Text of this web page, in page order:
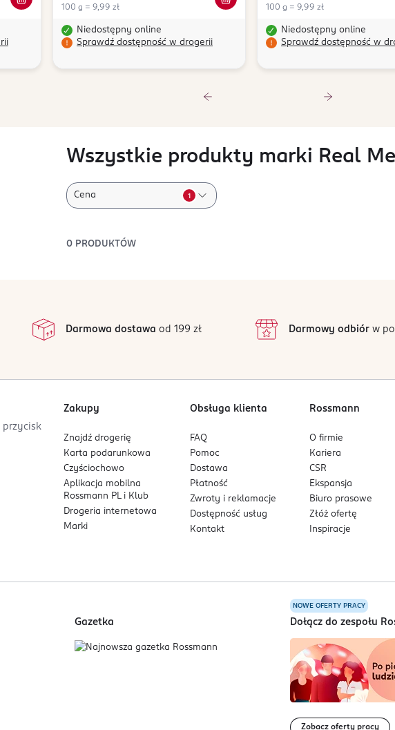
100 g = 9,99 zł
Niedostępny online
Sprawdź dostępność w drogerii
100 g = 9,99 zł
Niedostępny online
Sprawdź dostępność w
Wszystkie produkty marki Real
Cena 1
0 PRODUKTÓW
Darmowa dostawa od 199 zł Darmowy odbiórw
przycisk
Zakupy
Znajdź drogerię
Karta podarunkowa
Czyściochowo
Aplikacja mobilna
Rossmann PL i Klub
Drogeria internetowa
Marki
Obsługa klienta
FAQ
Pomoc
Dostawa
Płatność
Zwroty i reklamacje
Dostępność usług
Kontakt
Rossmann
O firmie
Kariera
CSR
Ekspansja
Biuro prasowe
Złóż ofertę
Inspiracje
Gazetka
NOWE OFERTY PRACY
Dołącz do zespołu
Zobacz oferty pracy